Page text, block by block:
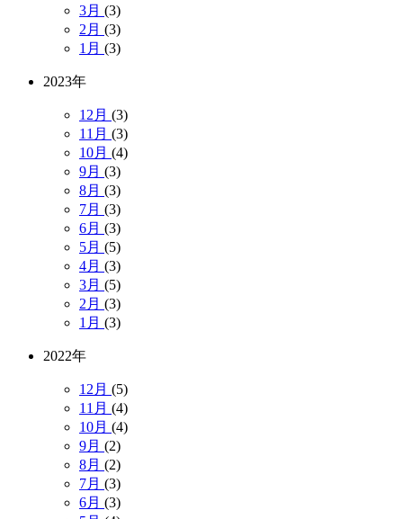
3月 (3)
2月 (3)
1月 (3)
2023年
12月 (3)
11月 (3)
10月 (4)
9月 (3)
8月 (3)
7月 (3)
6月 (3)
5月 (5)
4月 (3)
3月 (5)
2月 (3)
1月 (3)
2022年
12月 (5)
11月 (4)
10月 (4)
9月 (2)
8月 (2)
7月 (3)
6月 (3)